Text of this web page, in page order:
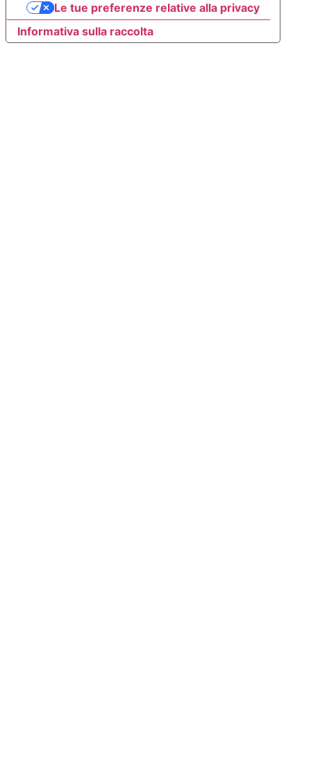
Informativa sulla raccolta
Le tue preferenze relative alla privacy